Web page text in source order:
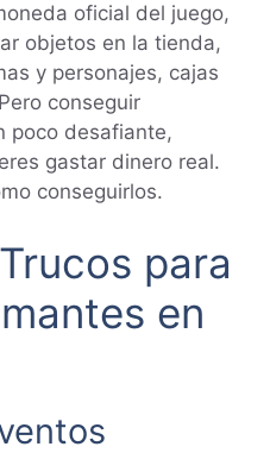
oficial del juego,
objetos en la tienda,
y personajes, cajas
conseguir
poco desafiante,
gastar dinero real.
conseguirlos.
para
en